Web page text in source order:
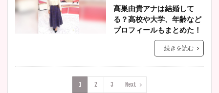
髙巣由貴アナは結婚して
る？高校や大学、年齢など
プロフィールもまとめた！
続きを読む
1 2 3 Next